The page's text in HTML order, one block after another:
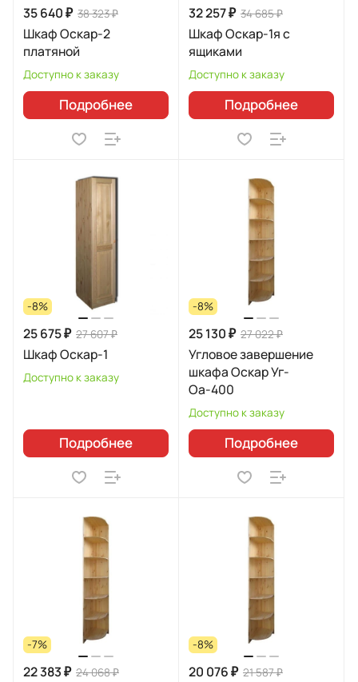
35 640 ₽ 38 323 ₽
Шкаф Оскар-2
платяной
Доступно к заказу
Подробнее
32 257 ₽ 34 685 ₽
Шкаф Оскар-1я с
ящиками
Доступно к заказу
Подробнее
-8%
25 675 ₽ 27 607 ₽
Шкаф Оскар-1
Доступно к заказу
Подробнее
-8%
25 130 ₽ 27 022 ₽
Угловое завершение
шкафа Оскар Уг-
Оа-400
Доступно к заказу
Подробнее
-7%
22 383 ₽ 24 068 ₽
-8%
20 076 ₽ 21 587 ₽